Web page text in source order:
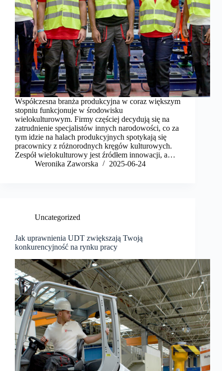
Współczesna branża produkcyjna w coraz większym
stopniu funkcjonuje w środowisku
wielokulturowym. Firmy częściej decydują się na
zatrudnienie specjalistów innych narodowości, co za
tym idzie na halach produkcyjnych spotykają się
pracownicy z różnorodnych kręgów kulturowych.
Zespół wielokulturowy jest źródłem innowacji, a…
Weronika Zaworska
2025-06-24
Uncategorized
Jak uprawnienia UDT zwiększają Twoją
konkurencyjność na rynku pracy